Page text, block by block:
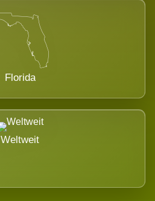
Florida
Weltweit